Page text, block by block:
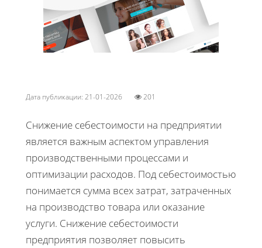
Дата публикации: 21-01-2026 201
Снижение себестоимости на предприятии
является важным аспектом управления
производственными процессами и
оптимизации расходов. Под себестоимостью
понимается сумма всех затрат, затраченных
на производство товара или оказание
услуги. Снижение себестоимости
предприятия позволяет повысить